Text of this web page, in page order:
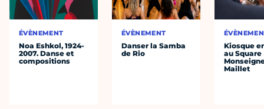
ÉVÈNEMENT
Noa Eshkol, 1924-
2007. Danse et
compositions
ÉVÈNEMENT
Danser la Samba
de Rio
Kiosque
au Square
Maillet